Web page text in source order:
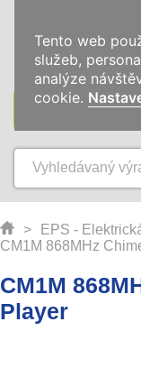
> EPS -
CM1M 868MHz
CM1M
Player
Tento web
služeb,
analýze
cookie.